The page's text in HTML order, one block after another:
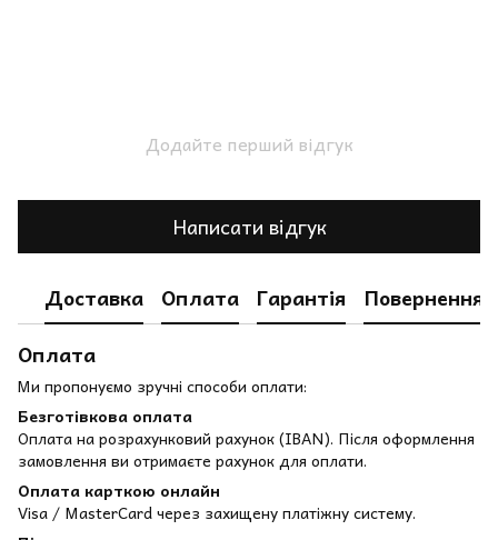
Додайте перший відгук
Написати відгук
Доставка Оплата Гарантія
Повернення
Оплата
Ми пропонуємо зручні способи оплати:
Безготівкова оплата
Оплата на розрахунковий рахунок (IBAN). Після оформлення
замовлення ви отримаєте рахунок для оплати.
Оплата карткою онлайн
Visa / MasterCard через захищену платіжну систему.